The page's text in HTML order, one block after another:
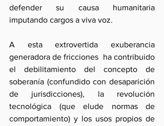
defender su causa humanitaria
imputando cargos a viva voz.
A esta extrovertida exuberancia
generadora de fricciones  ha contribuido
el debilitamiento del concepto de
soberanía (confundido con desaparición
de jurisdicciones), la revolución
tecnológica (que elude normas de
comportamiento) y los usos propios de